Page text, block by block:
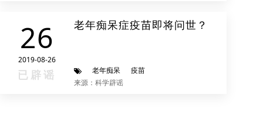
26
2019-08-26
已辟谣
老年痴呆症疫苗即将问世？
老年痴呆
疫苗
来源：科学辟谣